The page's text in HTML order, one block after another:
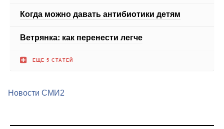
Новости СМИ2
Москва, Лихов переулок дом 3, стр.2, помещение 2